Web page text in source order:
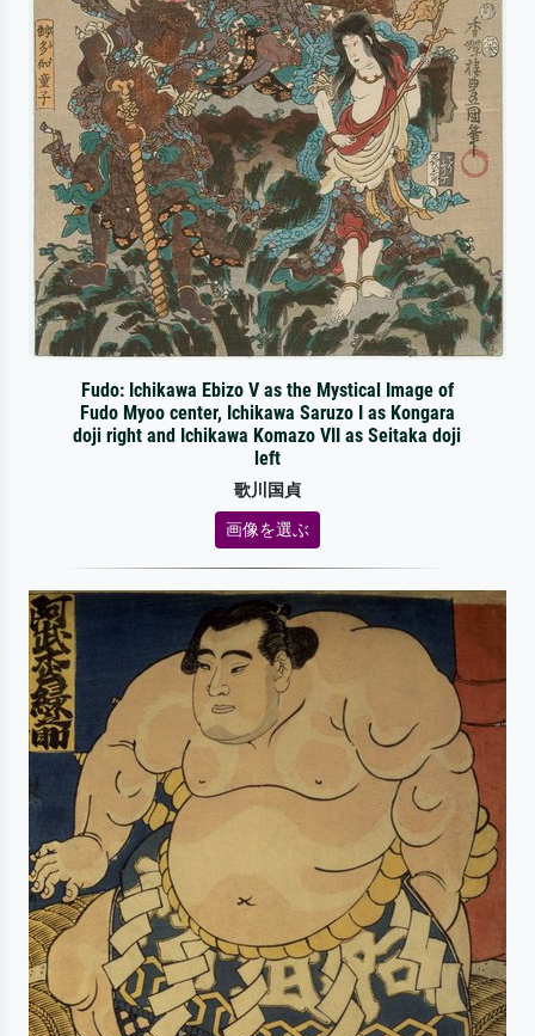
Fudo: Ichikawa Ebizo V as the Mystical Image of
Fudo Myoo center, Ichikawa Saruzo I as Kongara
doji right and Ichikawa Komazo VII as Seitaka doji
left
歌川国貞
画像を選ぶ